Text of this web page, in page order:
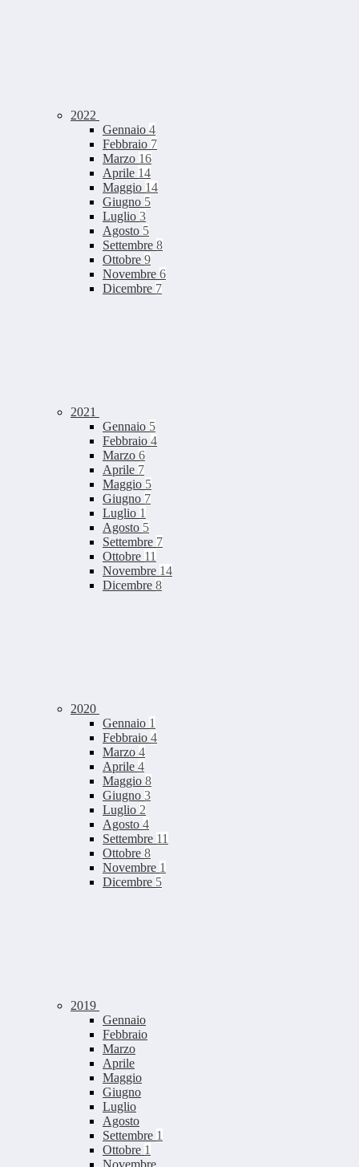
2022
Gennaio 4
Febbraio 7
Marzo 16
Aprile 14
Maggio 14
Giugno 5
Luglio 3
Agosto 5
Settembre 8
Ottobre 9
Novembre 6
Dicembre 7
2021
Gennaio 5
Febbraio 4
Marzo 6
Aprile 7
Maggio 5
Giugno 7
Luglio 1
Agosto 5
Settembre 7
Ottobre 11
Novembre 14
Dicembre 8
2020
Gennaio 1
Febbraio 4
Marzo 4
Aprile 4
Maggio 8
Giugno 3
Luglio 2
Agosto 4
Settembre 11
Ottobre 8
Novembre 1
Dicembre 5
2019
Gennaio
Febbraio
Marzo
Aprile
Maggio
Giugno
Luglio
Agosto
Settembre 1
Ottobre 1